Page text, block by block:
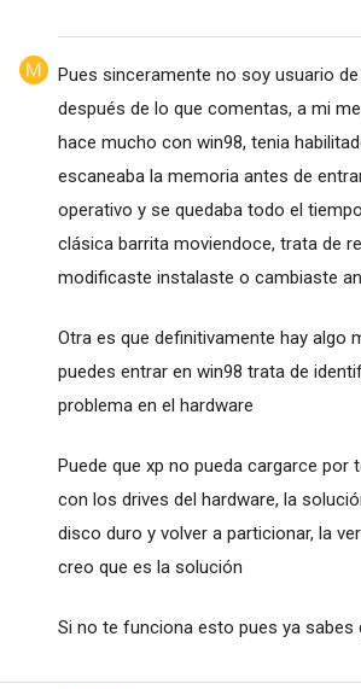
Pues sinceramente no soy usuario
después de lo que comentas, a mi
hace mucho con win98, tenia
escaneaba la memoria antes de
operativo y se quedaba todo el
clásica barrita moviendoce, trata de
modificaste instalaste o cambiaste
Otra es que definitivamente hay algo
puedes entrar en win98 trata de
problema en el hardware
Puede que xp no pueda cargarce por
con los drives del hardware, la
disco duro y volver a particionar, la
creo que es la solución
Si no te funciona esto pues ya sabes